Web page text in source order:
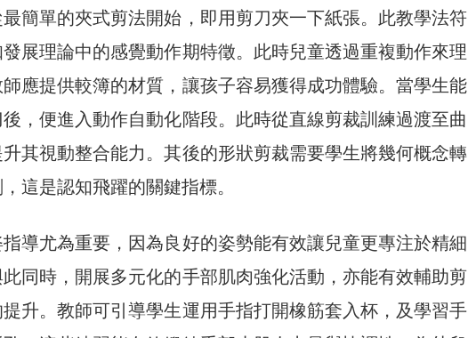
簡單的夾式剪法開始，即用剪刀夾一下紙張。此教學法符
展理論中的感覺動作期特徵。此時兒童透過重複動作來理
應提供較簿的材質，讓孩子容易獲得成功體驗。當學生能
，便進入動作自動化階段。此時從直線剪裁訓練過渡至曲
其視動整合能力。其後的形狀剪裁需要學生將幾何概念轉
這是認知飛躍的關鍵指標。
導尤為重要，因為良好的姿勢能有效讓兒童更專注於精細
同時，開展多元化的手部肌肉強化活動，亦能有效輔助剪
升。教師可引導學生運用手指打開橡筋套入杯，及學習手